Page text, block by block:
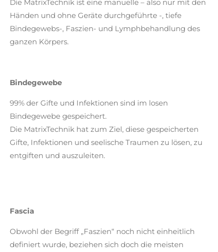
Die MatrixTechnik ist eine manuelle – also nur mit den
Händen und ohne Geräte durchgeführte -, tiefe
Bindegewebs-, Faszien- und Lymphbehandlung des
ganzen Körpers.
Bindegewebe
99% der Gifte und Infektionen sind im losen
Bindegewebe gespeichert.
Die MatrixTechnik hat zum Ziel, diese gespeicherten
Gifte, Infektionen und seelische Traumen zu lösen, zu
entgiften und auszuleiten.
Fascia
Obwohl der Begriff „Faszien“ noch nicht einheitlich
definiert wurde, beziehen sich doch die meisten